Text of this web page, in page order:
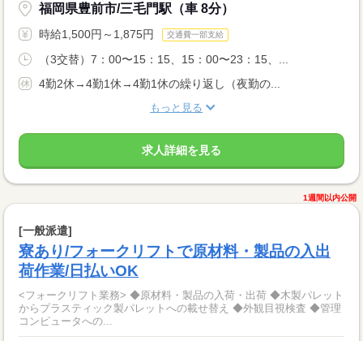
福岡県豊前市/三毛門駅（車 8分）
時給1,500円～1,875円 交通費一部支給
（3交替）7：00〜15：15、15：00〜23：15、...
4勤2休→4勤1休→4勤1休の繰り返し（夜勤の...
もっと見る
求人詳細を見る
1週間以内公開
[一般派遣]
寮あり/フォークリフトで原材料・製品の入出
荷作業/日払いOK
<フォークリフト業務> ◆原材料・製品の入荷・出荷 ◆木製パレット
からプラスティック製パレットへの載せ替え ◆外観目視検査 ◆管理
コンピュータへの...